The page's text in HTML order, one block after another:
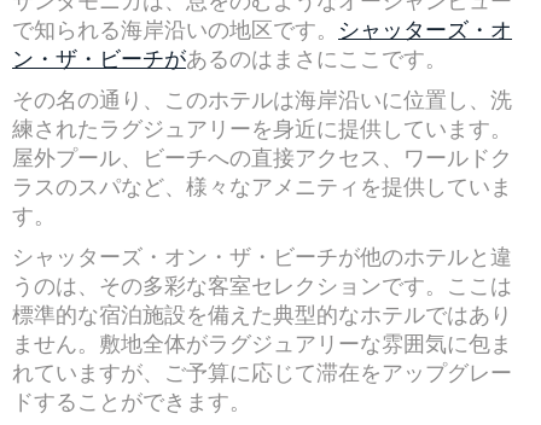
で知られる海岸沿いの地区です。 シャッターズ・オ
ン・ザ・ビーチがあるのはまさにここです。
その名の通り、このホテルは海岸沿いに位置し、洗
練されたラグジュアリーを身近に提供しています。
屋外プール、ビーチへの直接アクセス、ワールドク
ラスのスパなど、様々なアメニティを提供していま
す。
シャッターズ・オン・ザ・ビーチが他のホテルと違
うのは、その多彩な客室セレクションです。ここは
標準的な宿泊施設を備えた典型的なホテルではあり
ません。敷地全体がラグジュアリーな雰囲気に包ま
れていますが、ご予算に応じて滞在をアップグレー
ドすることができます。